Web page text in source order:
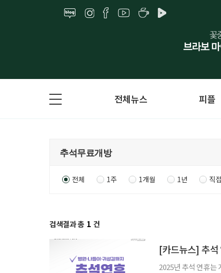
전체뉴스 피플
전체 1주 1개월 1년 직
검색결과 총 1 건
[카드뉴스] 추
2025년 추석 연휴는